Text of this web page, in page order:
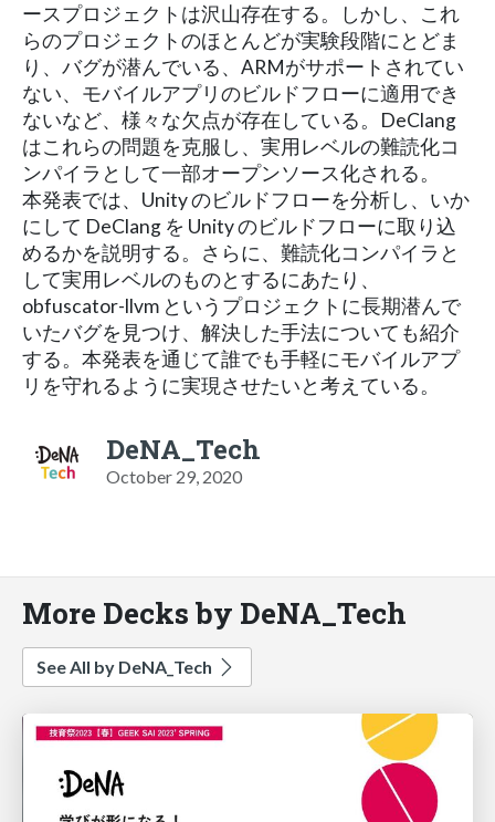
ースプロジェクトは沢山存在する。しかし、これ
らのプロジェクトのほとんどが実験段階にとどま
り、バグが潜んでいる、ARMがサポートされてい
ない、モバイルアプリのビルドフローに適用でき
ないなど、様々な欠点が存在している。DeClang
はこれらの問題を克服し、実用レベルの難読化コ
ンパイラとして一部オープンソース化される。
本発表では、Unity のビルドフローを分析し、いか
にして DeClang を Unity のビルドフローに取り込
めるかを説明する。さらに、難読化コンパイラと
して実用レベルのものとするにあたり、
obfuscator-llvm というプロジェクトに長期潜んで
いたバグを見つけ、解決した手法についても紹介
する。本発表を通じて誰でも手軽にモバイルアプ
リを守れるように実現させたいと考えている。
DeNA_Tech
October 29, 2020
More Decks by DeNA_Tech
See All by DeNA_Tech